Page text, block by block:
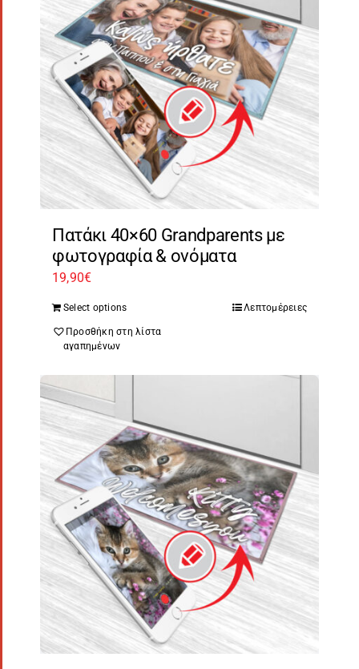
Πατάκι 40×60 Grandparents με
φωτογραφία & ονόματα
19,90€
Select options Λεπτομέρειες
Προσθήκη στη λίστα
αγαπημένων